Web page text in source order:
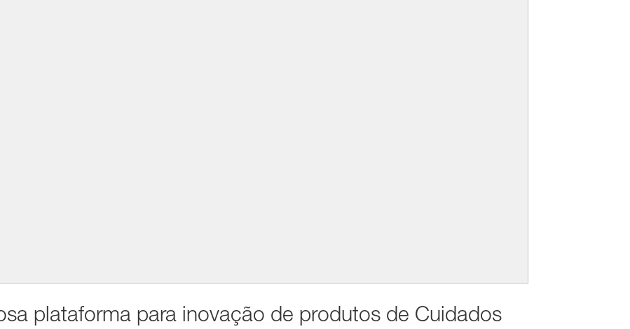
plataforma para inovação de produtos de Cuidados